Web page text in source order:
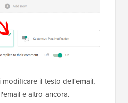
il testo dell'email,
e altro ancora.